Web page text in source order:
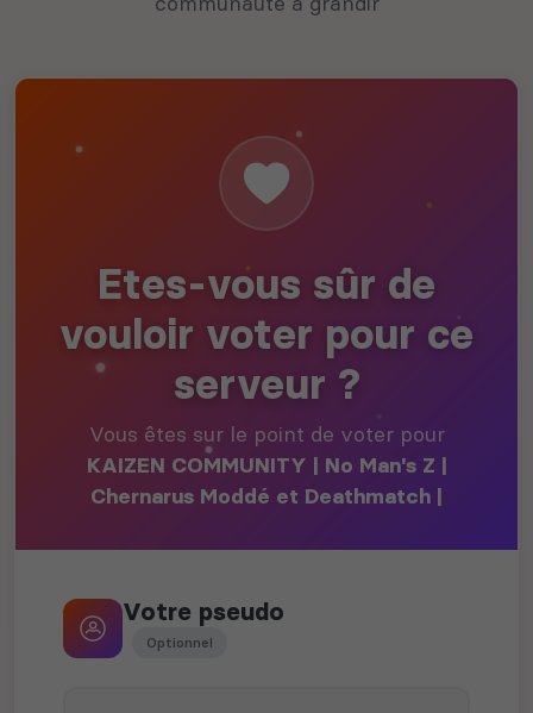
Etes-vous sûr de
vouloir voter pour ce
serveur ?
Vous êtes sur le point de voter pour
KAIZEN COMMUNITY | No Man's Z |
Chernarus Moddé et Deathmatch |
Votre pseudo
Optionnel